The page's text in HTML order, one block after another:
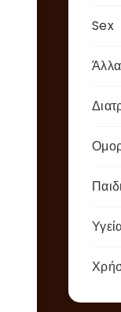
Sex
Άλλα
Παιδι